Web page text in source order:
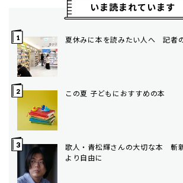
いま読まれています
夏休みに本を読みたい人へ 記者
この夏 子どもにおすすめの本
歌人・青松輝さんの大切な本 斬
より自由に